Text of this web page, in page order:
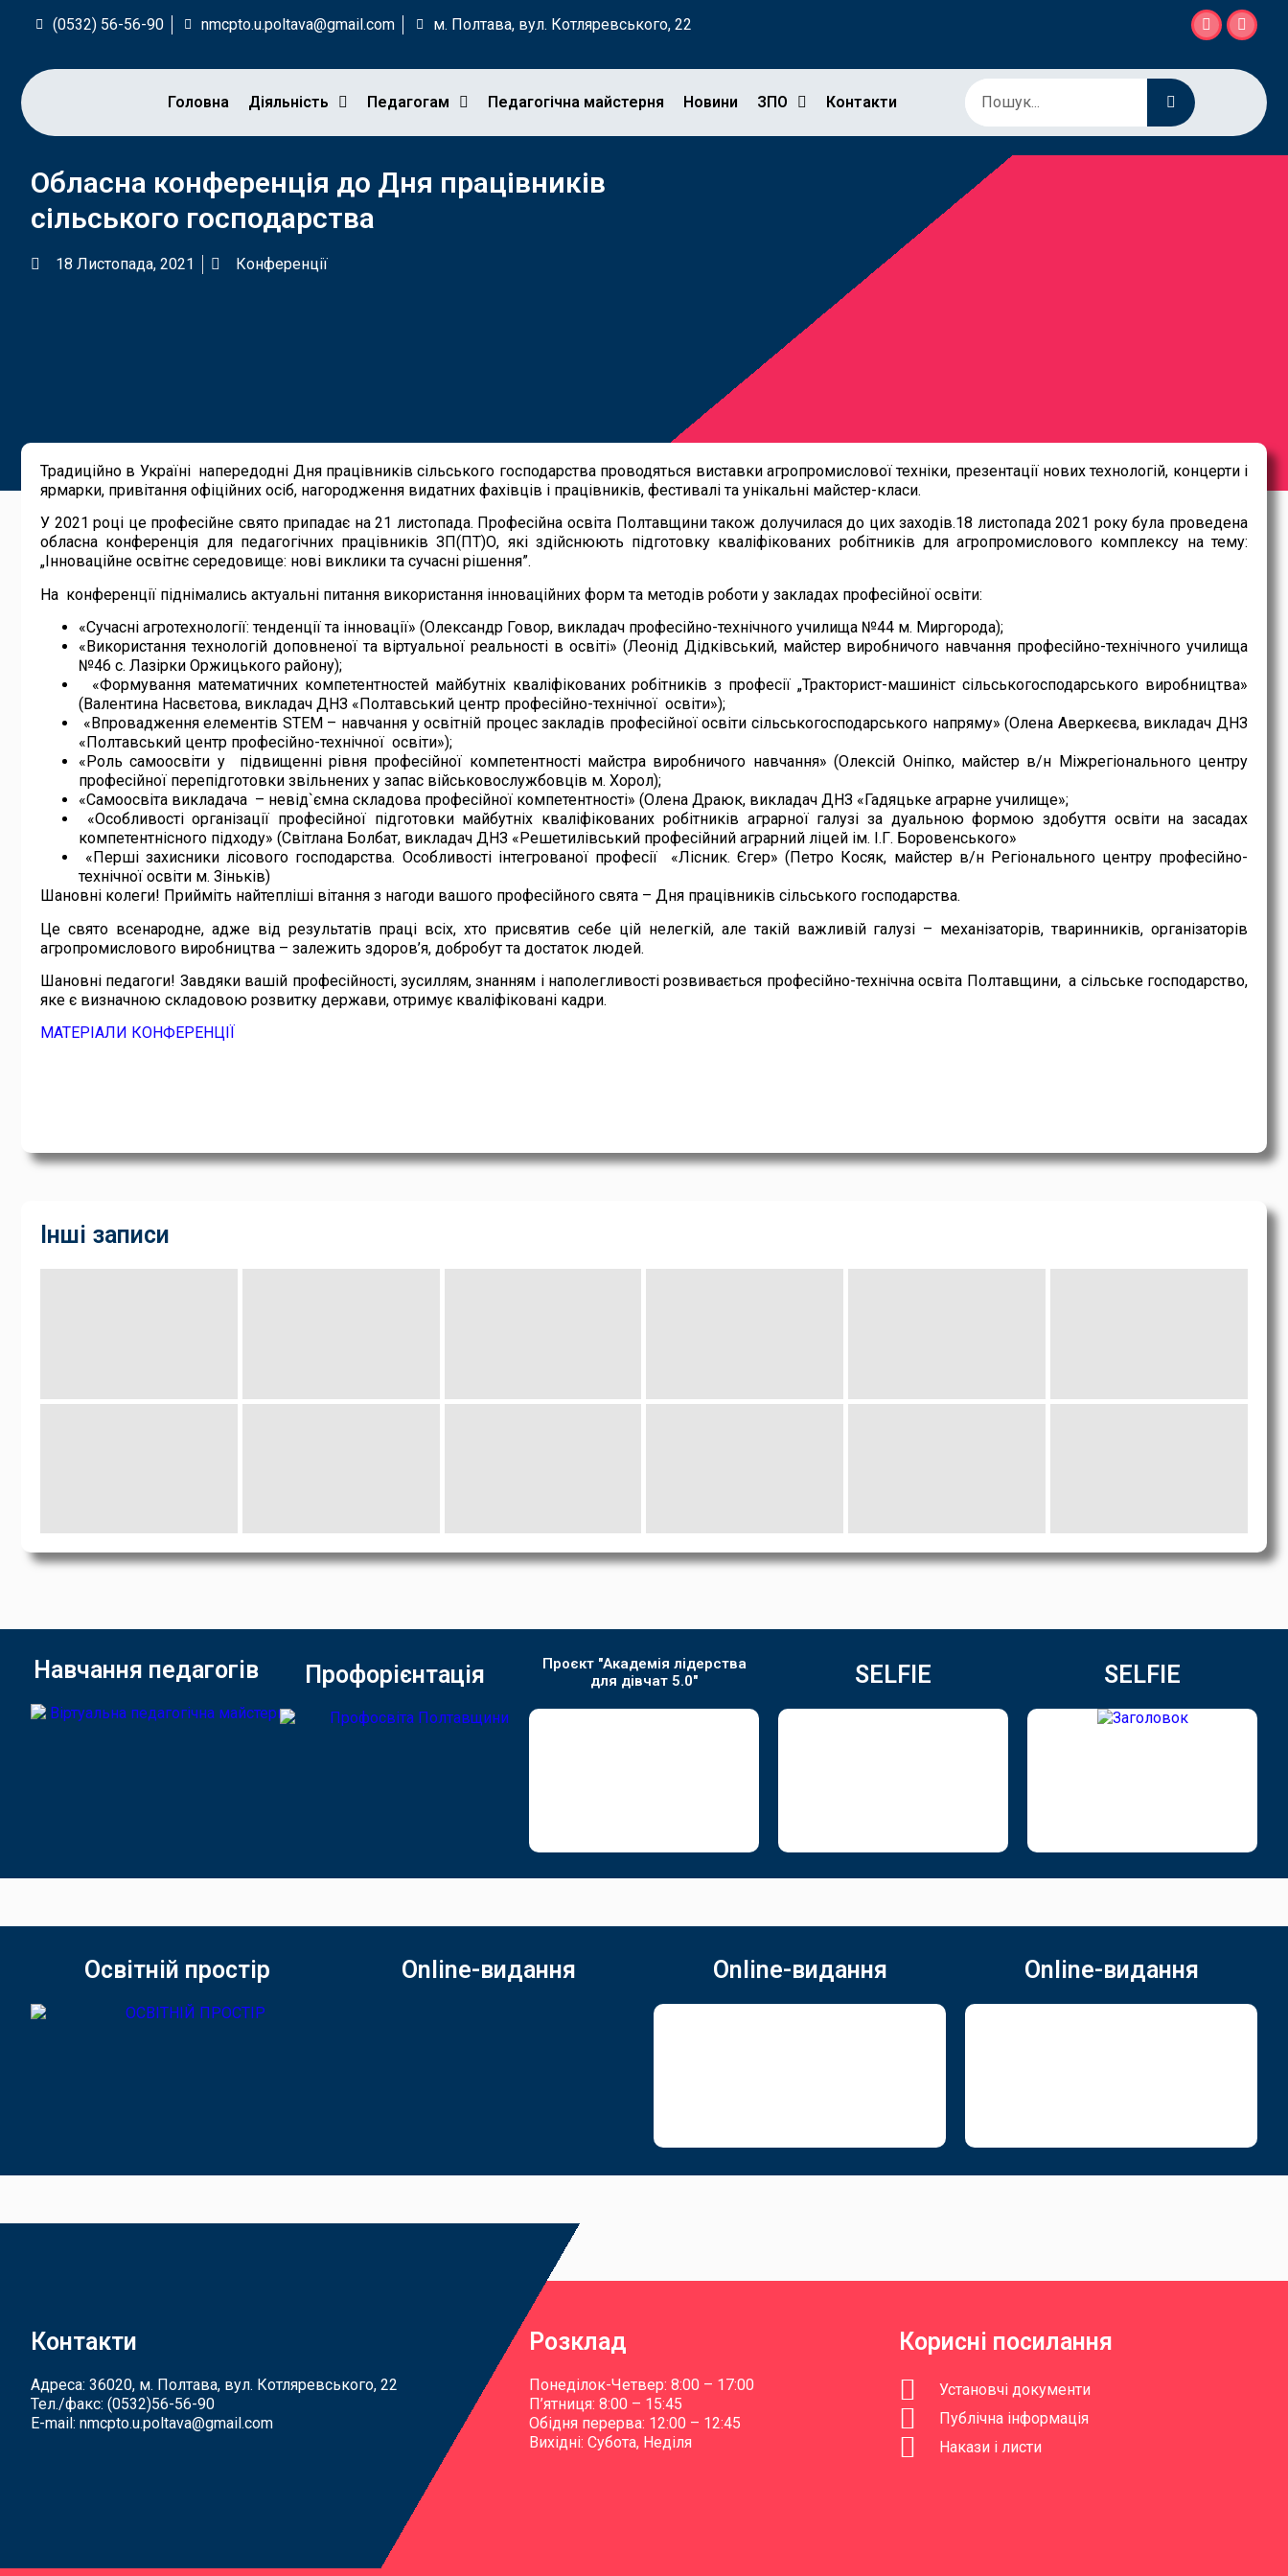
(0532) 56-56-90 nmcpto.u.poltava@gmail.com м. Полтава, вул. Котляревського, 22
Головна Діяльність Педагогам Педагогічна майстерня Новини ЗПО Контакти
Обласна конференція до Дня працівників
сільського господарства
18 Листопада, 2021 Конференції
Традиційно в Україні напередодні Дня працівників сільського господарства проводяться виставки агропромислової техніки, презентації нових технологій, концерти і
ярмарки, привітання офіційних осіб, нагородження видатних фахівців і працівників, фестивалі та унікальні майстер-класи.
У 2021 році це професійне свято припадає на 21 листопада. Професійна освіта Полтавщини також долучилася до цих заходів.18 листопада 2021 року була проведена
обласна конференція для педагогічних працівників ЗП(ПТ)О, які здійснюють підготовку кваліфікованих робітників для агропромислового комплексу на тему:
„Інноваційне освітнє середовище: нові виклики та сучасні рішення”.
На конференції піднімались актуальні питання використання інноваційних форм та методів роботи у закладах професійної освіти:
«Сучасні агротехнології: тенденції та інновації» (Олександр Говор, викладач професійно-технічного училища №44 м. Миргорода);
«Використання технологій доповненої та віртуальної реальності в освіті» (Леонід Дідківський, майстер виробничого навчання професійно-технічного училища
№46 с. Лазірки Оржицького району);
«Формування математичних компетентностей майбутніх кваліфікованих робітників з професії „Тракторист-машиніст сільськогосподарського виробництва»
(Валентина Насвєтова, викладач ДНЗ «Полтавський центр професійно-технічної освіти»);
«Впровадження елементів STEM – навчання у освітній процес закладів професійної освіти сільськогосподарського напряму» (Олена Аверкеєва, викладач ДНЗ
«Полтавський центр професійно-технічної освіти»);
«Роль самоосвіти у підвищенні рівня професійної компетентності майстра виробничого навчання» (Олексій Оніпко, майстер в/н Міжрегіонального центру
професійної перепідготовки звільнених у запас військовослужбовців м. Хорол);
«Самоосвіта викладача – невід`ємна складова професійної компетентності» (Олена Драюк, викладач ДНЗ «Гадяцьке аграрне училище»;
«Особливості організації професійної підготовки майбутніх кваліфікованих робітників аграрної галузі за дуальною формою здобуття освіти на засадах
компетентнісного підходу» (Світлана Болбат, викладач ДНЗ «Решетилівський професійний аграрний ліцей ім. І.Г. Боровенського»
«Перші захисники лісового господарства. Особливості інтегрованої професії «Лісник. Єгер» (Петро Косяк, майстер в/н Регіонального центру професійно-
технічної освіти м. Зіньків)
Шановні колеги! Прийміть найтепліші вітання з нагоди вашого професійного свята – Дня працівників сільського господарства.
Це свято всенародне, адже від результатів праці всіх, хто присвятив себе цій нелегкій, але такій важливій галузі – механізаторів, тваринників, організаторів
агропромислового виробництва – залежить здоров’я, добробут та достаток людей.
Шановні педагоги! Завдяки вашій професійності, зусиллям, знанням і наполегливості розвивається професійно-технічна освіта Полтавщини, а сільське господарство,
яке є визначною складовою розвитку держави, отримує кваліфіковані кадри.
МАТЕРІАЛИ КОНФЕРЕНЦІЇ
Інші записи
Навчання педагогів Профорієнтація
Проєкт "Академія лідерства
для дівчат 5.0"
SELFIE SELFIE
Освітній простір Online-видання Online-видання Online-видання
Контакти
Адреса: 36020, м. Полтава, вул. Котляревського, 22
Тел./факс: (0532)56-56-90
E-mail: nmcpto.u.poltava@gmail.com
Розклад
Понеділок-Четвер: 8:00 – 17:00
П’ятниця: 8:00 – 15:45
Обідня перерва: 12:00 – 12:45
Вихідні: Субота, Неділя
Корисні посилання
Установчі документи
Публічна інформація
Накази і листи